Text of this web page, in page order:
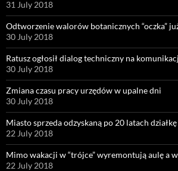
31 July 2018
Odtworzenie walorów botanicznych “oczka”
30 July 2018
Ratusz ogłosił dialog techniczny na
30 July 2018
Zmiana czasu pracy urzędów w upalne dni
30 July 2018
Miasto sprzeda odzyskaną po 20 latach
22 July 2018
Mimo wakacji w “trójce” wyremontują aulę a w
22 July 2018